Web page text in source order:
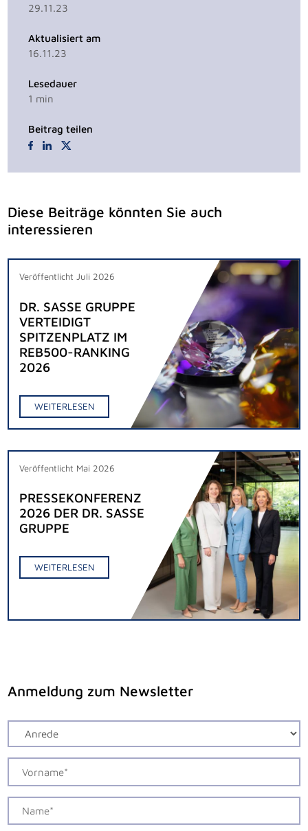
29.11.23
Aktualisiert am
16.11.23
Lesedauer
1 min
Beitrag teilen
Diese Beiträge könnten Sie auch
interessieren
Veröffentlicht Juli 2026
DR. SASSE GRUPPE
VERTEIDIGT
SPITZENPLATZ IM
REB500-RANKING
2026
WEITERLESEN
Veröffentlicht Mai 2026
PRESSEKONFERENZ
2026 DER DR. SASSE
GRUPPE
WEITERLESEN
Anmeldung zum Newsletter